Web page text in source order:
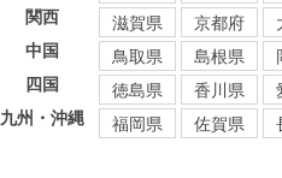
関西
滋賀県 京都府
中国
鳥取県 島根県
四国
徳島県 香川県
九州・沖縄
福岡県 佐賀県